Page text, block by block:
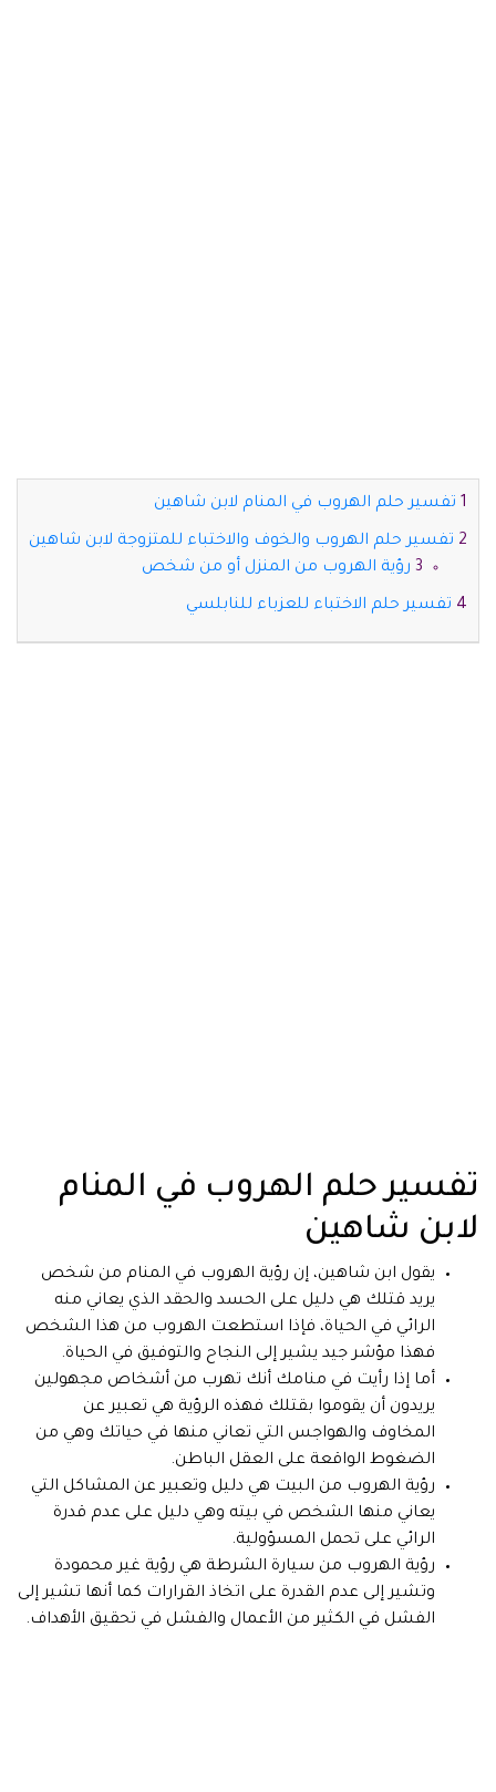
تفسير حلم الهروب في المنام لابن شاهين
تفسير حلم الهروب والخوف والاختباء للمتزوجة لابن شاهين
رؤية الهروب من المنزل أو من شخص
تفسير حلم الاختباء للعزباء للنابلسي
تفسير حلم الهروب في المنام
لابن شاهين
يقول ابن شاهين، إن رؤية الهروب في المنام من شخص
يريد قتلك هي دليل على الحسد والحقد الذي يعاني منه
الرائي في الحياة، فإذا استطعت الهروب من هذا الشخص
فهذا مؤشر جيد يشير إلى النجاح والتوفيق في الحياة.
أما إذا رأيت في منامك أنك تهرب من أشخاص مجهولين
يريدون أن يقوموا بقتلك فهذه الرؤية هي تعبير عن
المخاوف والهواجس التي تعاني منها في حياتك وهي من
الضغوط الواقعة على العقل الباطن.
رؤية الهروب من البيت هي دليل وتعبير عن المشاكل التي
يعاني منها الشخص في بيته وهي دليل على عدم قدرة
الرائي على تحمل المسؤولية.
رؤية الهروب من سيارة الشرطة هي رؤية غير محمودة
وتشير إلى عدم القدرة على اتخاذ القرارات كما أنها تشير إلى
الفشل في الكثير من الأعمال والفشل في تحقيق الأهداف.